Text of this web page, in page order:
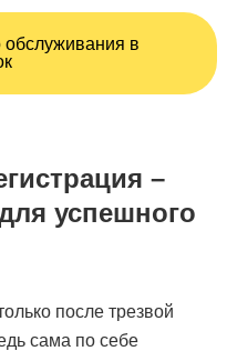
обслуживания в
–
успешного
после трезвой
сама по себе